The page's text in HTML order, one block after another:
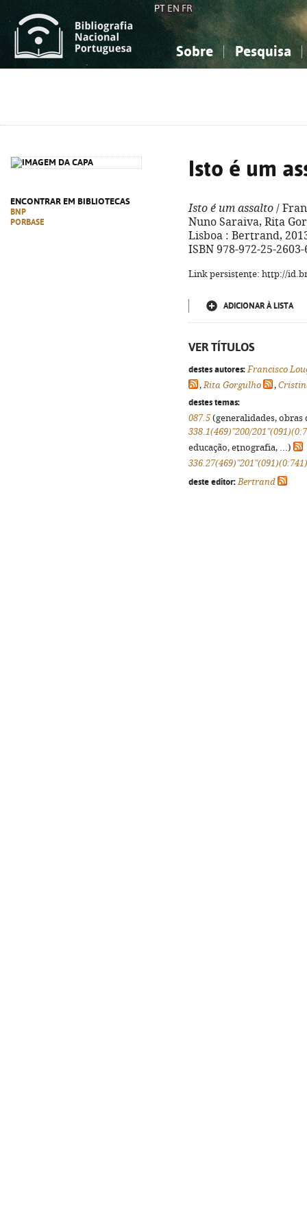
PT EN FR
Sobre Pesquisa
ENCONTRAR EM BIBLIOTECAS
BNP
PORBASE
Isto é um
Isto é um assalto /
Nuno Saraiva, Rita
Lisboa : Bertrand,
ISBN 978-972-25-2603-
Link persistente: http://
ADICIONAR À LISTA
VER TÍTULOS
destes autores: Francisco
,Rita Gorgulho ,
destes temas:
087.5 (generalidades,
338.1(469)"200/
educação, etnografia, ...)
deste editor: Bertrand